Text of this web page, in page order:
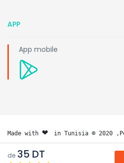
de 35 DT
APP
App mobile
Made with ❤️ in Tunisia © 2020